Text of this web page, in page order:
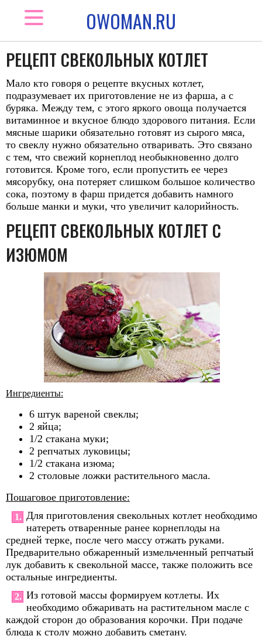
OWOMAN.RU
РЕЦЕПТ СВЕКОЛЬНЫХ КОТЛЕТ
Мало кто говоря о рецепте вкусных котлет,
подразумевает их приготовление не из фарша, а с
буряка. Между тем, с этого яркого овоща получается
витаминное и вкусное блюдо здорового питания. Если
мясные шарики обязательно готовят из сырого мяса,
то свеклу нужно обязательно отваривать. Это связано
с тем, что свежий корнеплод необыкновенно долго
готовится. Кроме того, если пропустить ее через
мясорубку, она потеряет слишком большое количество
сока, поэтому в фарш придется добавить намного
больше манки и муки, что увеличит калорийность.
РЕЦЕПТ СВЕКОЛЬНЫХ КОТЛЕТ С
ИЗЮМОМ
Ингредиенты:
6 штук вареной свеклы;
2 яйца;
1/2 стакана муки;
2 репчатых луковицы;
1/2 стакана изюма;
2 столовые ложки растительного масла.
Пошаговое приготовление:
1. Для приготовления свекольных котлет необходимо
натереть отваренные ранее корнеплоды на
средней терке, после чего массу отжать руками.
Предварительно обжаренный измельченный репчатый
лук добавить к свекольной массе, также положить все
остальные ингредиенты.
2. Из готовой массы формируем котлеты. Их
необходимо обжаривать на растительном масле с
каждой сторон до образования корочки. При подаче
блюда к столу можно добавить сметану.